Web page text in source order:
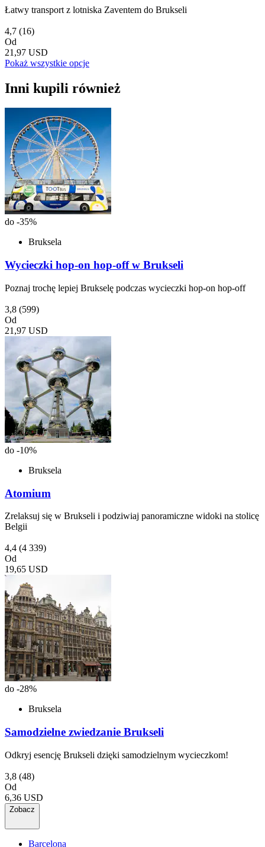
Łatwy transport z lotniska Zaventem do Brukseli
4,7 (16)
Od
21,97 USD
Pokaż wszystkie opcje
Inni kupili również
do -35%
Bruksela
Wycieczki hop-on hop-off w Brukseli
Poznaj trochę lepiej Brukselę podczas wycieczki hop-on hop-off
3,8 (599)
Od
21,97 USD
do -10%
Bruksela
Atomium
Zrelaksuj się w Brukseli i podziwiaj panoramiczne widoki na stolicę
Belgii
4,4 (4 339)
Od
19,65 USD
do -28%
Bruksela
Samodzielne zwiedzanie Brukseli
Odkryj esencję Brukseli dzięki samodzielnym wycieczkom!
3,8 (48)
Od
6,36 USD
Zobacz
Barcelona